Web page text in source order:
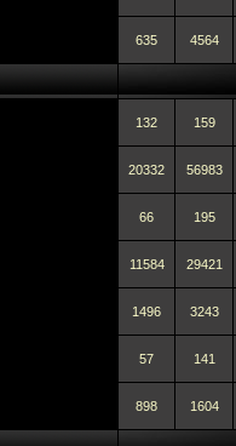
635 4564
132 159
20332 56983
66 195
11584 29421
1496 3243
57 141
898 1604